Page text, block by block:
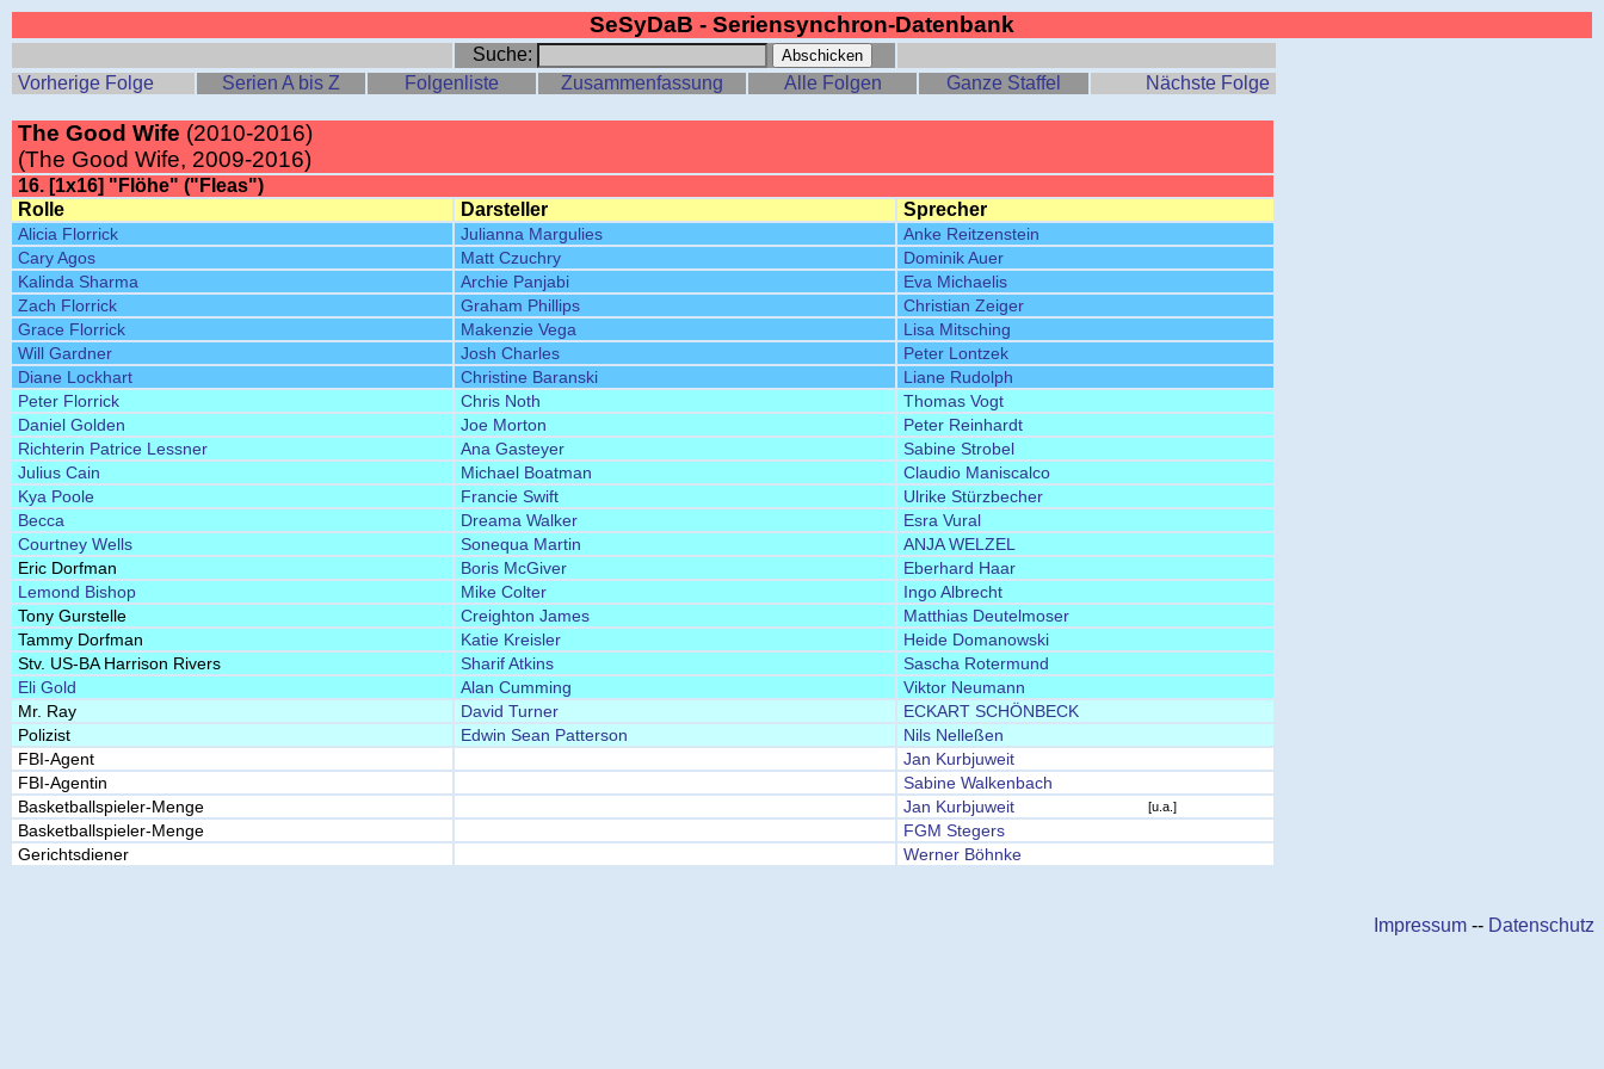
SeSyDaB - Seriensynchron-Datenbank
Suche:
Vorherige Folge
Serien A bis Z Folgenliste Zusammenfassung Alle Folgen Ganze Staffel Nächste Folge
The Good Wife (2010-2016)
(The Good Wife, 2009-2016)
16. [1x16] "Flöhe" ("Fleas")
Rolle
Darsteller Sprecher
Alicia Florrick Julianna Margulies
Anke Reitzenstein
Cary Agos
Matt Czuchry
Dominik Auer
Kalinda Sharma
Archie Panjabi
Eva Michaelis
Zach Florrick
Graham Phillips
Christian Zeiger
Grace Florrick
Makenzie Vega
Lisa Mitsching
Will Gardner
Josh Charles
Peter Lontzek
Diane Lockhart
Christine Baranski
Liane Rudolph
Peter Florrick
Chris Noth
Thomas Vogt
Daniel Golden
Joe Morton
Peter Reinhardt
Richterin Patrice Lessner
Ana Gasteyer
Sabine Strobel
Julius Cain
Michael Boatman
Claudio Maniscalco
Kya Poole
Francie Swift
Ulrike Stürzbecher
Becca
Dreama Walker
Esra Vural
Courtney Wells
Sonequa Martin
ANJA WELZEL
Eric Dorfman
Boris McGiver
Eberhard Haar
Lemond Bishop
Mike Colter
Ingo Albrecht
Tony Gurstelle
Creighton James
Matthias Deutelmoser
Tammy Dorfman
Katie Kreisler
Heide Domanowski
Stv. US-BA Harrison Rivers
Sharif Atkins
Sascha Rotermund
Eli Gold
Alan Cumming
Viktor Neumann
Mr. Ray
David Turner
ECKART SCHÖNBECK
Polizist
Edwin Sean Patterson
Nils Nelleßen
FBI-Agent
Jan Kurbjuweit
FBI-Agentin
Sabine Walkenbach
Basketballspieler-Menge
Jan Kurbjuweit [u.a.]
Basketballspieler-Menge
FGM Stegers
Gerichtsdiener
Werner Böhnke
Impressum -- Datenschutz